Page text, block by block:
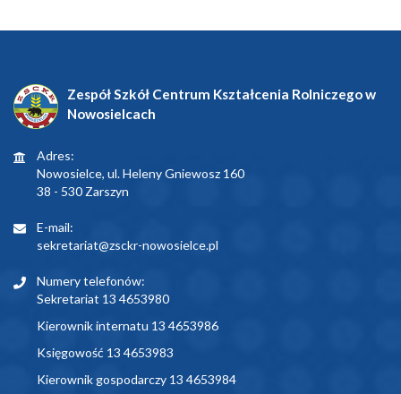
Zespół Szkół Centrum Kształcenia Rolniczego w
Nowosielcach
Adres:
Nowosielce, ul. Heleny Gniewosz 160
38 - 530 Zarszyn
E-mail:
sekretariat@zsckr-nowosielce.pl
Numery telefonów:
Sekretariat 13 4653980
Kierownik internatu 13 4653986
Księgowość 13 4653983
Kierownik gospodarczy 13 4653984